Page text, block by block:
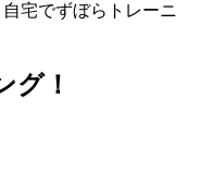
自宅でずぼらトレーニ
グ！